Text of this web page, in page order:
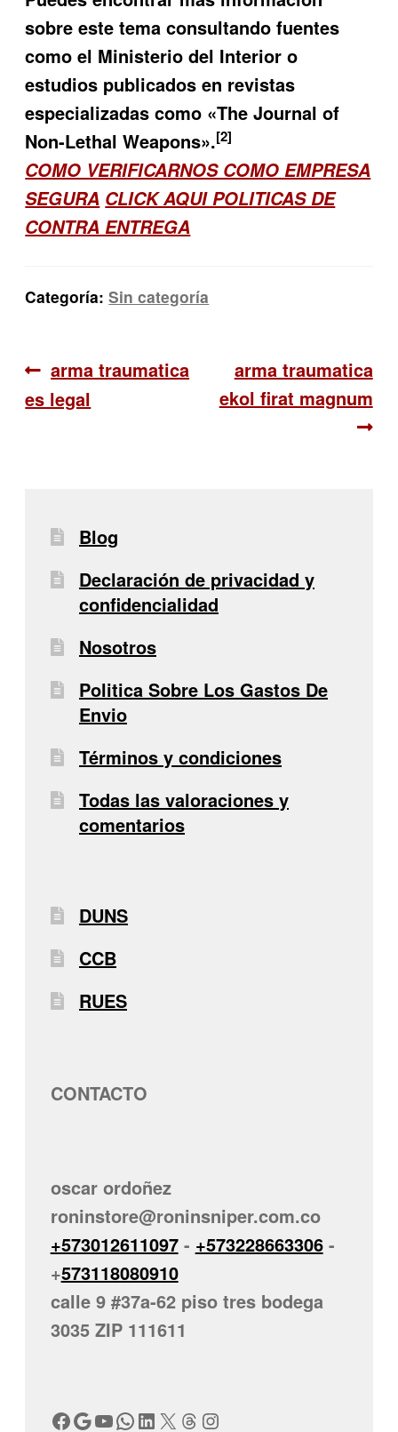
sobre este tema consultando fuentes
como el Ministerio del Interior o
estudios publicados en revistas
especializadas como «The Journal of
Non-Lethal Weapons».[2]
COMO VERIFICARNOS COMO EMPRESA
SEGURA CLICK AQUI POLITICAS DE
CONTRA ENTREGA
Categoría:Sin categoría
Navegación
de
Anterior:
arma traumatica
es legal
Siguiente:
arma traumatica
ekol firat magnum
Blog
Declaración de privacidad y
confidencialidad
Nosotros
Politica Sobre Los Gastos De
Envio
Términos y condiciones
Todas las valoraciones y
comentarios
DUNS
CCB
RUES
CONTACTO
oscar ordoñez
roninstore@roninsniper.com.co
+573012611097- +573228663306-
+573118080910
calle 9 #37a-62 piso tres bodega
3035 ZIP 111611
Facebook
Google
YouTube
WhatsApp
LinkedIn
X Threads
Instagram